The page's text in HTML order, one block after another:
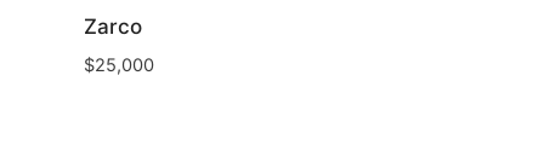
Zarco
$25,000